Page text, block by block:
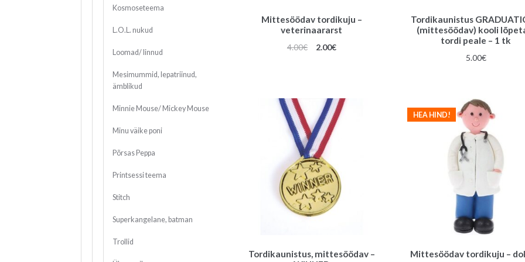
Mittesöödav tordikuju –
veterinaararst
4.00€
Algne
2.00€Praegune
Tordikaunistus
(mittesöödav) kooli
tordi peale – 1 tk
5.00€
Tordikaunistus, mittesöödav –
Mittesöödav tordikuju –
HEA HIND!
Kosmoseteema
L.O.L. nukud
Loomad/ linnud
Mesimummid, lepatriinud,
ämblikud
Minnie Mouse/ Mickey Mouse
Minu väike poni
Põrsas Peppa
Printsessi teema
Stitch
Superkangelane, batman
Trollid